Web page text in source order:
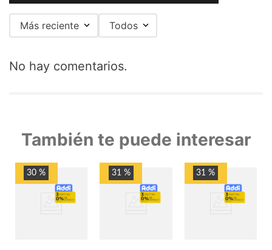
Más reciente Todos
No hay comentarios.
También te puede interesar
gratis
cuotas-
sin-
30 %
gratis
cuotas-
sin-
31 %
gratis
cuotas-
sin-
31 %